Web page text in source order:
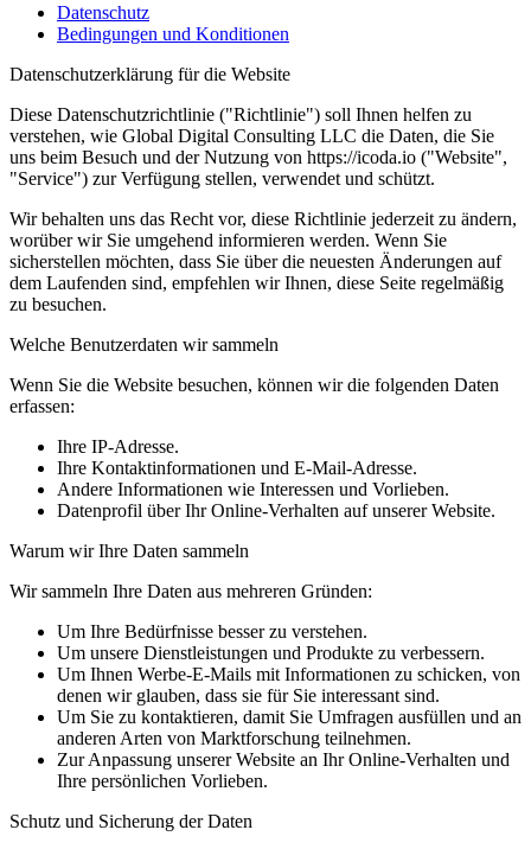
Datenschutz
Bedingungen und Konditionen
Datenschutzerklärung für die Website
Diese Datenschutzrichtlinie ("Richtlinie") soll Ihnen helfen zu
verstehen, wie Global Digital Consulting LLC die Daten, die Sie
uns beim Besuch und der Nutzung von https://icoda.io ("Website",
"Service") zur Verfügung stellen, verwendet und schützt.
Wir behalten uns das Recht vor, diese Richtlinie jederzeit zu ändern,
worüber wir Sie umgehend informieren werden. Wenn Sie
sicherstellen möchten, dass Sie über die neuesten Änderungen auf
dem Laufenden sind, empfehlen wir Ihnen, diese Seite regelmäßig
zu besuchen.
Welche Benutzerdaten wir sammeln
Wenn Sie die Website besuchen, können wir die folgenden Daten
erfassen:
Ihre IP-Adresse.
Ihre Kontaktinformationen und E-Mail-Adresse.
Andere Informationen wie Interessen und Vorlieben.
Datenprofil über Ihr Online-Verhalten auf unserer Website.
Warum wir Ihre Daten sammeln
Wir sammeln Ihre Daten aus mehreren Gründen:
Um Ihre Bedürfnisse besser zu verstehen.
Um unsere Dienstleistungen und Produkte zu verbessern.
Um Ihnen Werbe-E-Mails mit Informationen zu schicken, von
denen wir glauben, dass sie für Sie interessant sind.
Um Sie zu kontaktieren, damit Sie Umfragen ausfüllen und an
anderen Arten von Marktforschung teilnehmen.
Zur Anpassung unserer Website an Ihr Online-Verhalten und
Ihre persönlichen Vorlieben.
Schutz und Sicherung der Daten